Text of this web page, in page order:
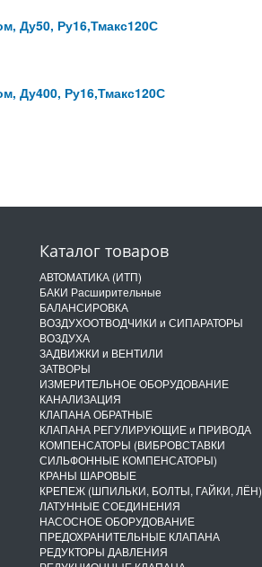
Ду50, Ру16,Тмакс120С
Ду400, Ру16,Тмакс120С
Каталог товаров
АВТОМАТИКА (ИТП)
БАКИ Расширительные
БАЛАНСИРОВКА
ВОЗДУХООТВОДЧИКИ и СИПАРАТОРЫ
ВОЗДУХА
ЗАДВИЖКИ и ВЕНТИЛИ
ЗАТВОРЫ
ИЗМЕРИТЕЛЬНОЕ ОБОРУДОВАНИЕ
КАНАЛИЗАЦИЯ
КЛАПАНА ОБРАТНЫЕ
КЛАПАНА РЕГУЛИРУЮЩИЕ и ПРИВОДА
КОМПЕНСАТОРЫ (ВИБРОВСТАВКИ
СИЛЬФОННЫЕ КОМПЕНСАТОРЫ)
КРАНЫ ШАРОВЫЕ
КРЕПЕЖ (ШПИЛЬКИ, БОЛТЫ, ГАЙКИ, ЛЁН)
ЛАТУННЫЕ СОЕДИНЕНИЯ
НАСОСНОЕ ОБОРУДОВАНИЕ
ПРЕДОХРАНИТЕЛЬНЫЕ КЛАПАНА
РЕДУКТОРЫ ДАВЛЕНИЯ